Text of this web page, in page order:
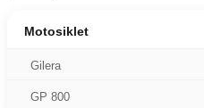
Motosiklet
Gilera
GP 800